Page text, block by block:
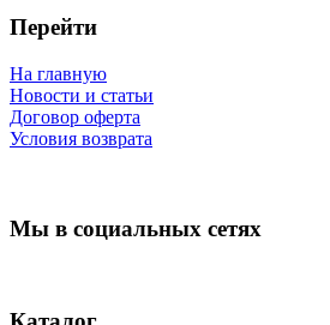
Перейти
На главную
Новости и статьи
Договор оферта
Условия возврата
Мы в социальных сетях